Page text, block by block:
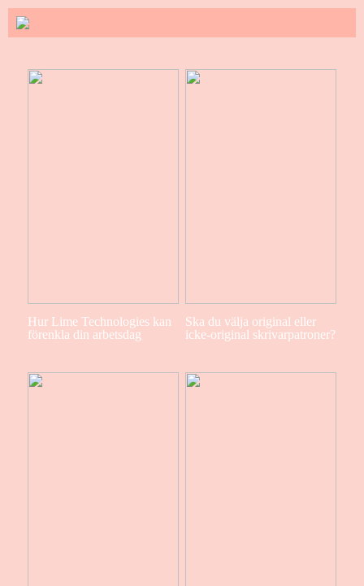
Hur Lime Technologies kan
förenkla din arbetsdag
Ska du välja original eller
icke-original skrivarpatroner?